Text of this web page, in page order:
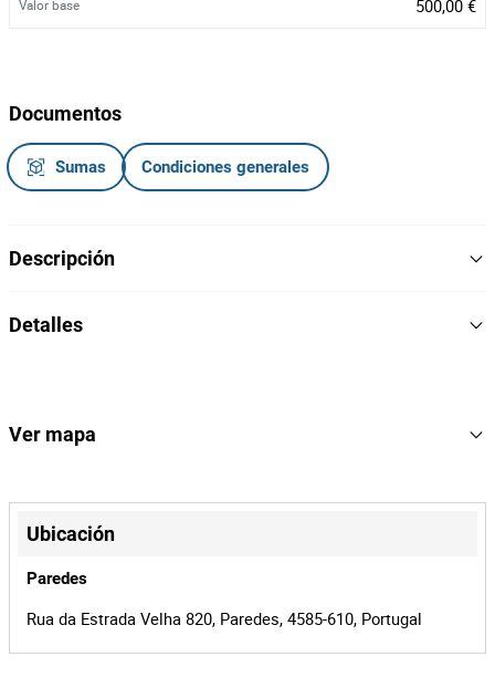
Valor base 500,00 €
Documentos
Sumas Condiciones generales
Descripción
Modelo: X720
Detalles
Referencia
Id de la
subasta
35517
Id del lote
Ver mapa
+
−
Ubicación
Paredes
Rua da Estrada Velha 820, Paredes, 4585-610, Portugal